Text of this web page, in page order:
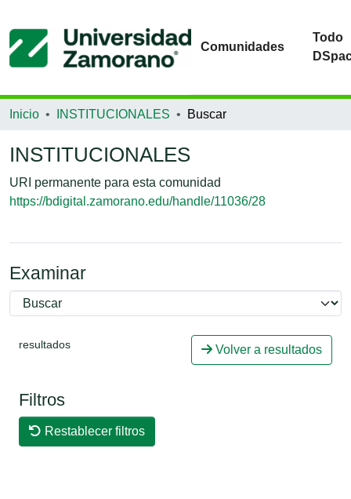
Comunidades
Todo
Inicio INSTITUCIONALES Buscar
INSTITUCIONALES
URI permanente para esta comunidad
https://bdigital.zamorano.edu/handle/11036/28
Examinar
resultados Volver a resultados
Filtros
Restablecer filtros